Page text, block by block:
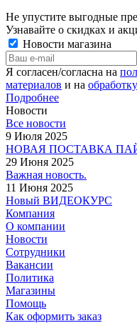
Не упустите выгодные
Узнавайте о скидках и
Новости магазина
Я согласен/согласна на
материалов и на
Подробнее
Новости
Все новости
9 Июля 2025
НОВАЯ ПОСТАВКА
29 Июня 2025
Важная новость.
11 Июня 2025
Новый ВИДЕОКУРС
Компания
О компании
Новости
Сотрудники
Вакансии
Политика
Магазины
Помощь
Как оформить заказ